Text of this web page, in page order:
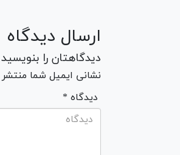
ارسال دیدگاه
دیدگاهتان را بنویسید
نشانی ایمیل شما
* دیدگاه